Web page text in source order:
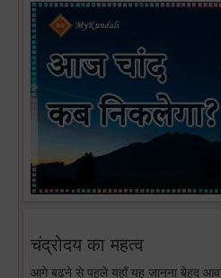
चंद्रोदय का महत्व
आगे बढ़ने से पहले यहाँ यह जानना बेहद